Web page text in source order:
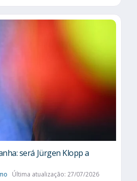
será Jürgen Klopp a
Última atualização: 27/07/2026